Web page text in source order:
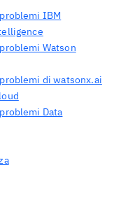
IBM
Watson
di watsonx.ai
Data